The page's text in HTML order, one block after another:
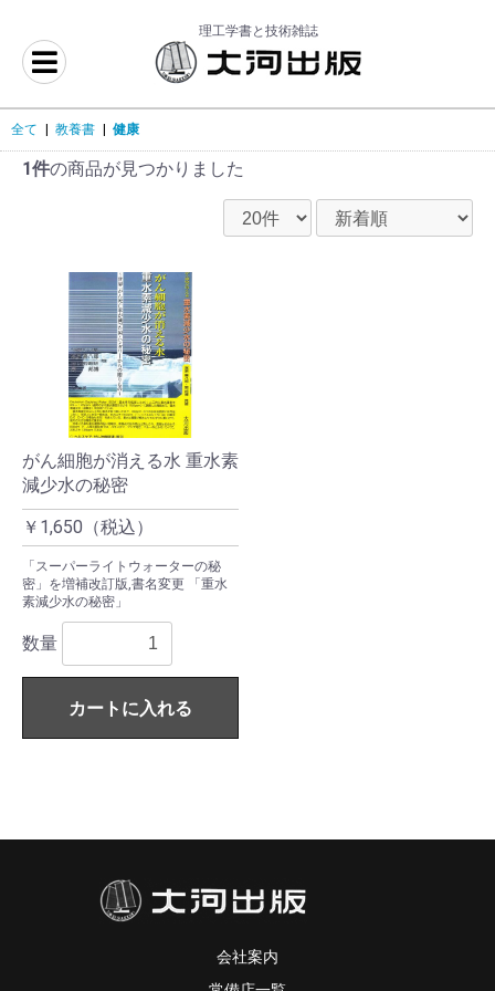
理工学書と技術雑誌
全て 教養書 健康
1件の商品が見つかりました
がん細胞が消える水 重水素
減少水の秘密
￥1,650（税込）
「スーパーライトウォーターの秘
密」を増補改訂版,書名変更 「重水
素減少水の秘密」
数量
カートに入れる
会社案内